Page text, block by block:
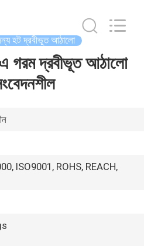
হট দ্রবীভূত আঠালো
গরম দ্রবীভূত আঠালো
ISO9001, ROHS, REACH,